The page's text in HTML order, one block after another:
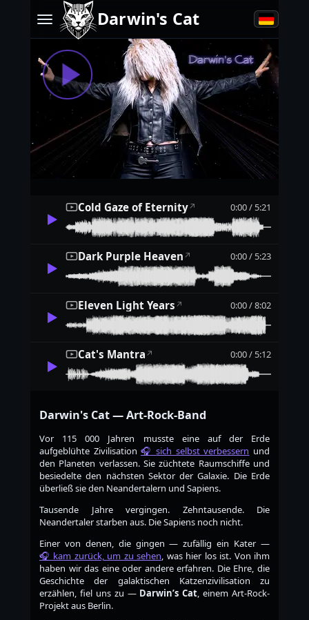
Darwin's Cat
Cold Gaze of Eternity↗ 0:00 / 5:21
Dark Purple Heaven↗ 0:00 / 5:23
Eleven Light Years↗ 0:00 / 8:02
Cat's Mantra↗ 0:00 / 5:12
Darwin's Cat — Art-Rock-Band
Vor 115 000 Jahren musste eine auf der Erde
aufgeblühte Zivilisation
sich selbst verbessern und
den Planeten verlassen. Sie züchtete Raumschiffe und
besiedelte den nächsten Sektor der Galaxie. Die Erde
überließ sie den Neandertalern und Sapiens.
Tausende Jahre vergingen. Zehntausende. Die
Neandertaler starben aus. Die Sapiens noch nicht.
Einer von denen, die gingen — zufällig ein Kater —
kam zurück, um zu sehen, was hier los ist. Von ihm
haben wir das eine oder andere erfahren. Die Ehre, die
Geschichte der galaktischen Katzenzivilisation zu
erzählen, fiel uns zu — Darwin’s Cat, einem Art-Rock-
Projekt aus Berlin.